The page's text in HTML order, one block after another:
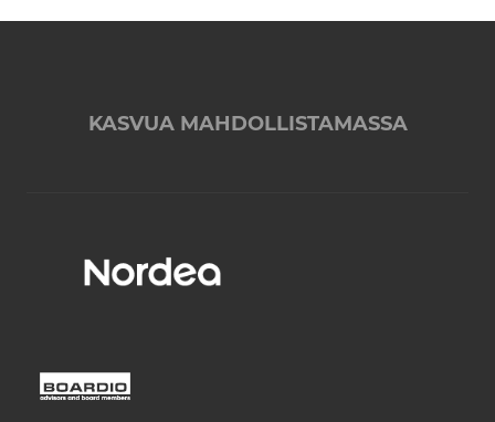
KASVUA MAHDOLLISTAMASSA